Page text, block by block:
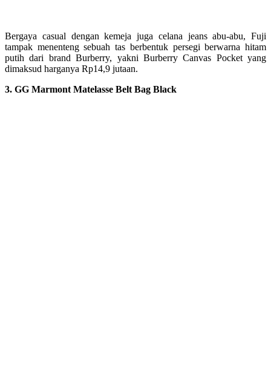
Bergaya casual dengan kemeja juga celana jeans abu-abu, Fuji
tampak menenteng sebuah tas berbentuk persegi berwarna hitam
putih dari brand Burberry, yakni Burberry Canvas Pocket yang
dimaksud harganya Rp14,9 jutaan.
3. GG Marmont Matelasse Belt Bag Black